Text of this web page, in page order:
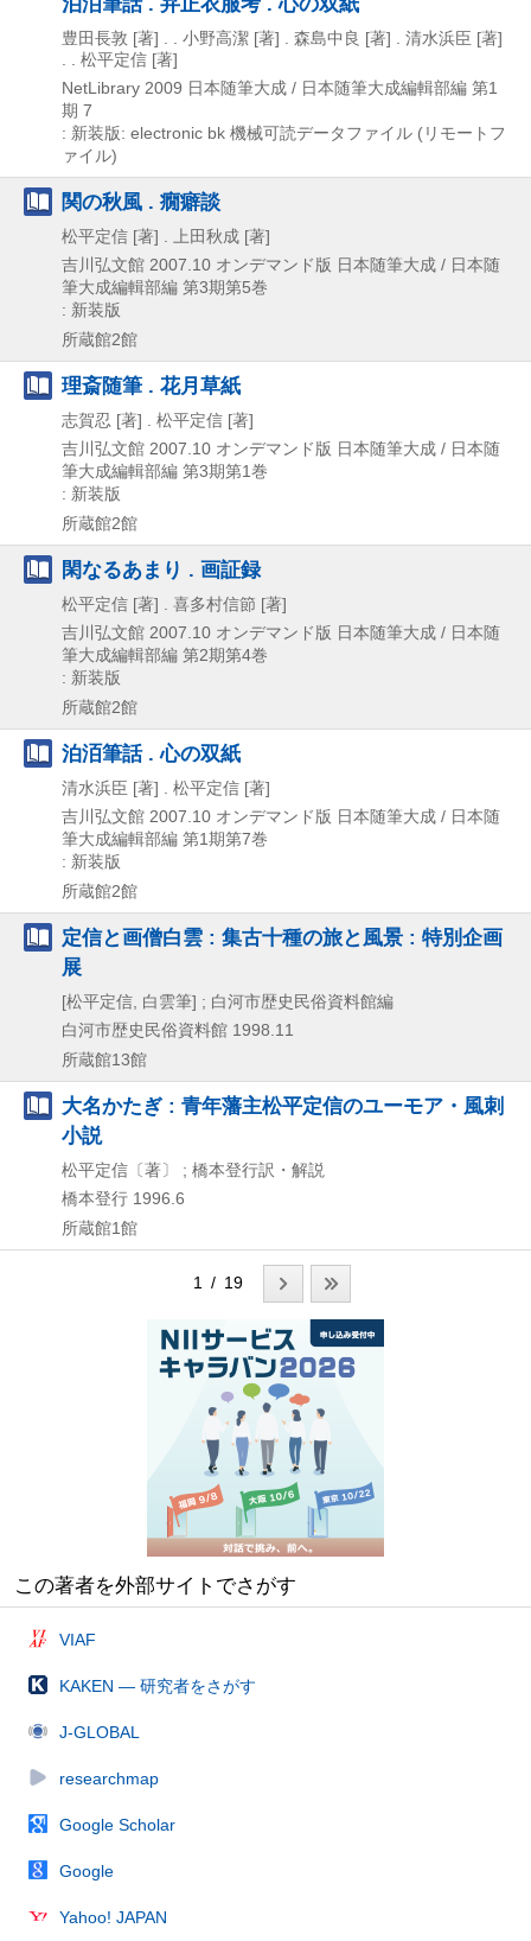
豊田長敦 [著] . . 小野高潔 [著] . 森島中良 [著] . 清水浜臣 [著]
. . 松平定信 [著]
NetLibrary 2009 日本随筆大成 / 日本随筆大成編輯部編 第1
期 7
: 新装版: electronic bk 機械可読データファイル (リモートフ
ァイル)
関の秋風 . 癇癖談
松平定信 [著] . 上田秋成 [著]
吉川弘文館 2007.10 オンデマンド版 日本随筆大成 / 日本随
筆大成編輯部編 第3期第5巻
: 新装版
所蔵館2館
理斎随筆 . 花月草紙
志賀忍 [著] . 松平定信 [著]
吉川弘文館 2007.10 オンデマンド版 日本随筆大成 / 日本随
筆大成編輯部編 第3期第1巻
: 新装版
所蔵館2館
閑なるあまり . 画証録
松平定信 [著] . 喜多村信節 [著]
吉川弘文館 2007.10 オンデマンド版 日本随筆大成 / 日本随
筆大成編輯部編 第2期第4巻
: 新装版
所蔵館2館
泊洦筆話 . 心の双紙
清水浜臣 [著] . 松平定信 [著]
吉川弘文館 2007.10 オンデマンド版 日本随筆大成 / 日本随
筆大成編輯部編 第1期第7巻
: 新装版
所蔵館2館
定信と画僧白雲 : 集古十種の旅と風景 : 特別企画
展
[松平定信, 白雲筆] ; 白河市歴史民俗資料館編
白河市歴史民俗資料館 1998.11
所蔵館13館
大名かたぎ : 青年藩主松平定信のユーモア・風刺
小説
松平定信〔著〕 ; 橋本登行訳・解説
橋本登行 1996.6
所蔵館1館
1 / 19
この著者を外部サイトでさがす
VIAF
KAKEN — 研究者をさがす
J-GLOBAL
researchmap
Google Scholar
Google
Yahoo! JAPAN